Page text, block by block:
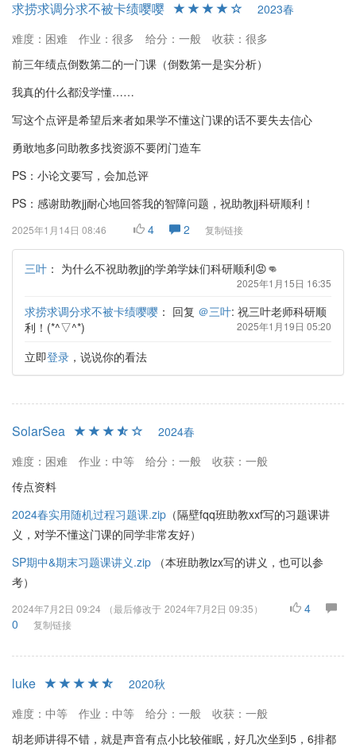
求捞求调分求不被卡绩嘤嘤
2023春
难度：困难
作业：很多 给分：一般
收获：很多
前三年绩点倒数第二的一门课（倒数第一是实分析）
我真的什么都没学懂……
写这个点评是希望后来者如果学不懂这门课的话不要失去信心
勇敢地多问助教多找资源不要闭门造车
PS：小论文要写，会加总评
PS：感谢助教jj耐心地回答我的智障问题，祝助教jj科研顺利！
2025年1月14日 08:46 4 2 复制链接
三叶 ： 为什么不祝助教jj的学弟学妹们科研顺利😡👊
2025年1月15日 16:35
求捞求调分求不被卡绩嘤嘤 ： 回复 ＠三叶: 祝三叶老师科研顺
利！(*^▽^*)
2025年1月19日 05:20
立即登录 ，说说你的看法
SolarSea
2024春
难度：困难
作业：中等 给分：一般
收获：一般
传点资料
2024春实用随机过程习题课.zip （隔壁fqq班助教xxf写的习题课讲
义，对学不懂这门课的同学非常友好）
SP期中&期末习题课讲义.zip （本班助教lzx写的讲义，也可以参
考）
2024年7月2日 09:24 （最后修改于 2024年7月2日 09:35）
4
0
复制链接
luke
2020秋
难度：中等
作业：中等 给分：一般
收获：一般
胡老师讲得不错，就是声音有点小比较催眠，好几次坐到5，6排都